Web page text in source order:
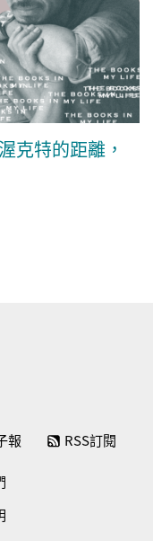
克特的距離，
報 RSS訂閱